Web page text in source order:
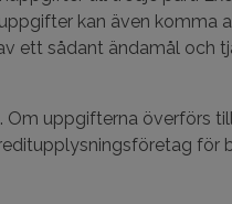
kan även komma
ett sådant ändamål och
uppgifterna överförs
för